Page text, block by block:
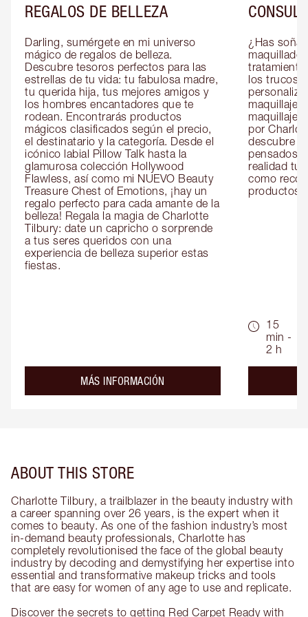
REGALOS DE BELLEZA
Darling, sumérgete en mi universo
mágico de regalos de belleza.
Descubre tesoros perfectos para las
estrellas de tu vida: tu fabulosa madre,
tu querida hija, tus mejores amigos y
los hombres encantadores que te
rodean. Encontrarás productos
mágicos clasificados según el precio,
el destinatario y la categoría. Desde el
icónico labial Pillow Talk hasta la
glamurosa colección Hollywood
Flawless, así como mi NUEVO Beauty
Treasure Chest of Emotions, ¡hay un
regalo perfecto para cada amante de la
belleza! Regala la magia de Charlotte
Tilbury: date un capricho o sorprende
a tus seres queridos con una
experiencia de belleza superior estas
fiestas.
MÁS INFORMACIÓN
¿Has
los trucos?
maquillaje
maquillaje
por
descubre
pensados
realidad
como
productos
15
min -
2 h
ABOUT THIS STORE
Charlotte Tilbury, a trailblazer in the beauty industry with
a career spanning over 26 years, is the expert when it
comes to beauty. As one of the fashion industry’s most
in-demand beauty professionals, Charlotte has
completely revolutionised the face of the global beauty
industry by decoding and demystifying her expertise into
essential and transformative makeup tricks and tools
that are easy for women of any age to use and replicate.
Discover the secrets to getting Red Carpet Ready with